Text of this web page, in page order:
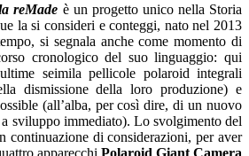
reMade è un progetto unico nella Storia
la si consideri e conteggi, nato nel 2013
si segnala anche come momento di
cronologico del suo linguaggio: qui
seimila pellicole polaroid integrali
dismissione della loro produzione) e
(all’alba, per così dire, di un nuovo
sviluppo immediato). Lo svolgimento del
continuazione di considerazioni, per aver
apparecchi Polaroid Giant Camera